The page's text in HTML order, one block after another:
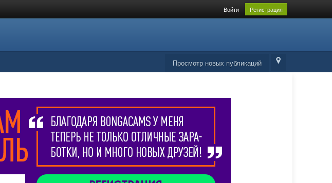
Войти Регистрация
Просмотр новых публикаций